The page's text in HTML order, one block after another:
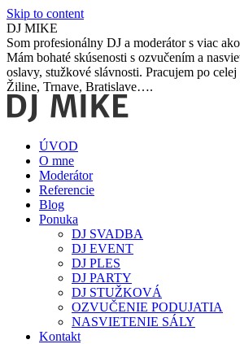
Skip to content
DJ MIKE
Som profesionálny DJ a moderátor s viac
Mám bohaté skúsenosti s ozvučením a
oslavy, stužkové slávnosti. Pracujem po
Žiline, Trnave, Bratislave….
ÚVOD
O mne
Moderátor
Referencie
Blog
Ponuka
DJ SVADBA
DJ EVENT
DJ PLES
DJ PARTY
DJ STUŽKOVÁ
OZVUČENIE PODUJATIA
NASVIETENIE SÁLY
Kontakt